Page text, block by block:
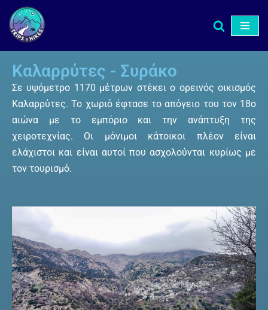
Μεταπηδήστε
στο
περιεχόμενο
Καλαρρύτες - Συράκο
Σε υψόμετρο 1170 μέτρων στέκει ο ορεινός οικισμός
Καλαρρύτες. Το χωριό έφτασε το απόγειο του τον 18ο
αιώνα με το εμπόριο και την ανάπτυξη της
χειροτεχνίας. Οι μόνιμοι κάτοικοι πλέον είναι
ελάχιστοι και είναι αυτοί που ασχολούνται κυρίως με
τον τουρισμό.